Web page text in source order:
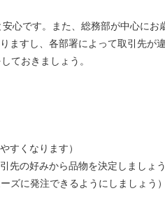
心です。また、総務部が中心にお
ますし、各部署によって取引先が
ておきましょう。
すくなります）
先の好みから品物を決定しましょ
ズに発注できるようにしましょう